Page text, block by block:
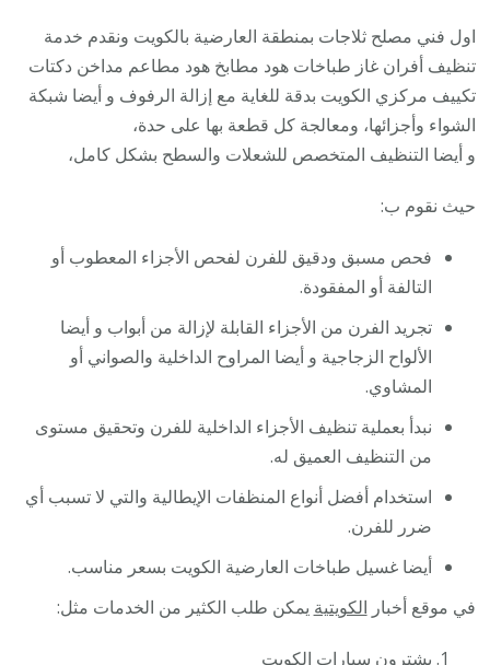
اول فني مصلح ثلاجات بمنطقة العارضية بالكويت ونقدم خدمة
تنظيف أفران غاز طباخات هود مطابخ هود مطاعم مداخن دكتات
تكييف مركزي الكويت بدقة للغاية مع إزالة الرفوف و أيضا شبكة
الشواء وأجزائها، ومعالجة كل قطعة بها على حدة،
و أيضا التنظيف المتخصص للشعلات والسطح بشكل كامل،
حيث نقوم ب:
فحص مسبق ودقيق للفرن لفحص الأجزاء المعطوب أو
التالفة أو المفقودة.
تجريد الفرن من الأجزاء القابلة لإزالة من أبواب و أيضا
الألواح الزجاجية و أيضا المراوح الداخلية والصواني أو
المشاوي.
نبدأ بعملية تنظيف الأجزاء الداخلية للفرن وتحقيق مستوى
من التنظيف العميق له.
استخدام أفضل أنواع المنظفات الإيطالية والتي لا تسبب أي
ضرر للفرن.
أيضا غسيل طباخات العارضية الكويت بسعر مناسب.
في موقع أخبار الكويتية يمكن طلب الكثير من الخدمات مثل:
يشترون سيارات الكويت